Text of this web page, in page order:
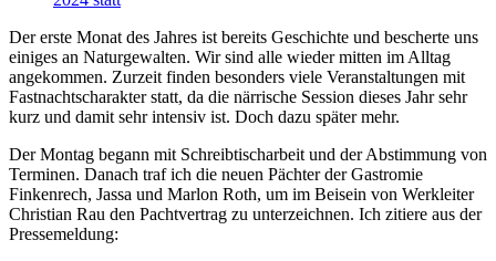
Der erste Monat des Jahres ist bereits Geschichte und bescherte uns
einiges an Naturgewalten. Wir sind alle wieder mitten im Alltag
angekommen. Zurzeit finden besonders viele Veranstaltungen mit
Fastnachtscharakter statt, da die närrische Session dieses Jahr sehr
kurz und damit sehr intensiv ist. Doch dazu später mehr.
Der Montag begann mit Schreibtischarbeit und der Abstimmung von
Terminen. Danach traf ich die neuen Pächter der Gastromie
Finkenrech, Jassa und Marlon Roth, um im Beisein von Werkleiter
Christian Rau den Pachtvertrag zu unterzeichnen. Ich zitiere aus der
Pressemeldung: